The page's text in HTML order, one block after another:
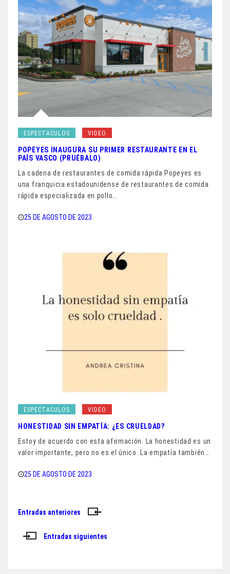
ESPECTACULOS VIDEO
POPEYES INAUGURA SU PRIMER RESTAURANTE EN EL
PAÍS VASCO (PRUÉBALO)
La cadena de restaurantes de comida rápida Popeyes es
una franquicia estadounidense de restaurantes de comida
rápida especializada en pollo…
25 DE AGOSTO DE 2023
ESPECTACULOS VIDEO
HONESTIDAD SIN EMPATÍA: ¿ES CRUELDAD?
Estoy de acuerdo con esta afirmación. La honestidad es un
valor importante, pero no es el único. La empatía también…
25 DE AGOSTO DE 2023
Navegación
de
Entradas anteriores
Entradas siguientes